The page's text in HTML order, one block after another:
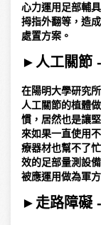
心力運用足部輔
拇指外翻等，造
處置方案。
► 人工關節
在陽明大學研究
人工關節的植體
慣，居然也是讓
來如果一直使用
療器材也幫不了
效的足部量測設
被應運用做為軍
► 走路障礙